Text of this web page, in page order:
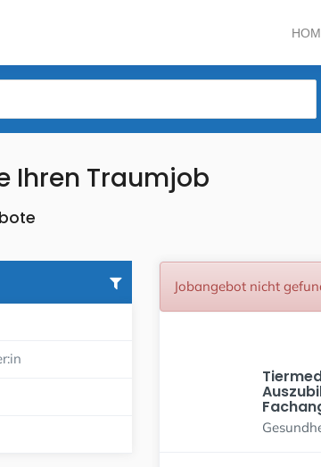
Ihren Traumjob
Jobangebot nicht